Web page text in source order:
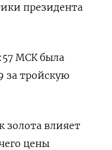
президента
МСК была
за тройскую
золота влияет
цены